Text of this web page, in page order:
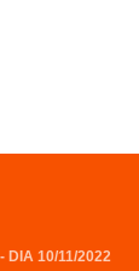
DIA 10/11/2022